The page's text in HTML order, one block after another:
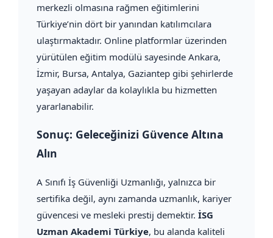
merkezli olmasına rağmen eğitimlerini
Türkiye’nin dört bir yanından katılımcılara
ulaştırmaktadır. Online platformlar üzerinden
yürütülen eğitim modülü sayesinde Ankara,
İzmir, Bursa, Antalya, Gaziantep gibi şehirlerde
yaşayan adaylar da kolaylıkla bu hizmetten
yararlanabilir.
Sonuç: Geleceğinizi Güvence Altına
Alın
A Sınıfı İş Güvenliği Uzmanlığı, yalnızca bir
sertifika değil, aynı zamanda uzmanlık, kariyer
güvencesi ve mesleki prestij demektir. İSG
Uzman Akademi Türkiye, bu alanda kaliteli